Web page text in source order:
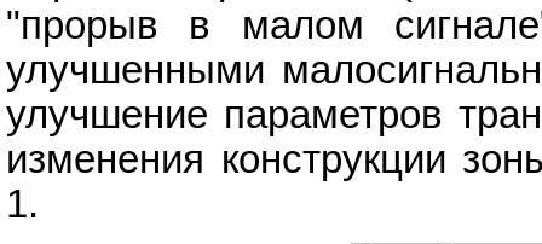
"прорыв в малом
улучшенными
улучшение параметров
изменения конструкции
1.